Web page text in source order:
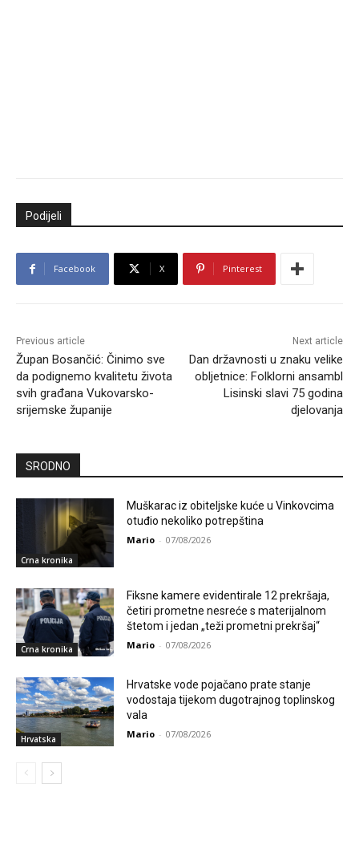
Podijeli
Facebook X Pinterest
Previous article
Župan Bosančić: Činimo sve
da podignemo kvalitetu života
svih građana Vukovarsko-
srijemske županije
Next article
Dan državnosti u znaku velike
obljetnice: Folklorni ansambl
Lisinski slavi 75 godina
djelovanja
SRODNO
Crna kronika
Muškarac iz obiteljske kuće u Vinkovcima
otuđio nekoliko potrepština
Mario - 07/08/2026
Crna kronika
Fiksne kamere evidentirale 12 prekršaja,
četiri prometne nesreće s materijalnom
štetom i jedan „teži prometni prekršaj“
Mario - 07/08/2026
Hrvatska
Hrvatske vode pojačano prate stanje
vodostaja tijekom dugotrajnog toplinskog
vala
Mario - 07/08/2026